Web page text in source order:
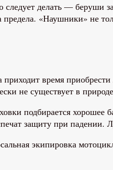
делать — беруши
предела. «Наушники» не
время
не существует в
подбирается
защиту при падении.
экипировка